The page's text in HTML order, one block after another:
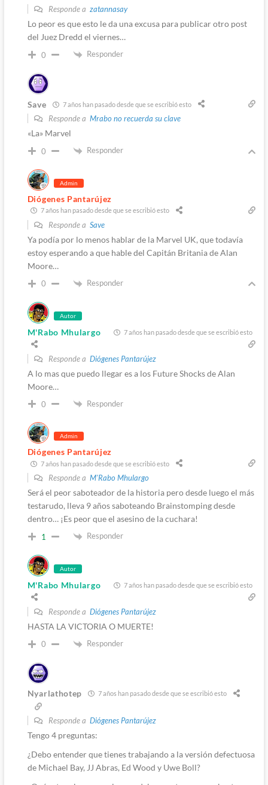
Responde a zatannasay
Lo peor es que esto le da una excusa para publicar otro post
del Juez Dredd el viernes…
0 Responder
Save 7 años han pasado desde que se escribió esto
Responde a Mrabo no recuerda su clave
«La» Marvel
0 Responder
Admin
Diógenes Pantarújez
7 años han pasado desde que se escribió esto
Responde a Save
Ya podía por lo menos hablar de la Marvel UK, que todavía
estoy esperando a que hable del Capitán Britania de Alan
Moore…
0 Responder
Autor
M'Rabo Mhulargo 7 años han pasado desde que se escribió esto
Responde a Diógenes Pantarújez
A lo mas que puedo llegar es a los Future Shocks de Alan
Moore…
0 Responder
Admin
Diógenes Pantarújez
7 años han pasado desde que se escribió esto
Responde a M'Rabo Mhulargo
Será el peor saboteador de la historia pero desde luego el más
testarudo, lleva 9 años saboteando Brainstomping desde
dentro… ¡Es peor que el asesino de la cuchara!
1 Responder
Autor
M'Rabo Mhulargo 7 años han pasado desde que se escribió esto
Responde a Diógenes Pantarújez
HASTA LA VICTORIA O MUERTE!
0 Responder
Nyarlathotep 7 años han pasado desde que se escribió esto
Responde a Diógenes Pantarújez
Tengo 4 preguntas:
¿Debo entender que tienes trabajando a la versión defectuosa
de Michael Bay, JJ Abras, Ed Wood y Uwe Boll?